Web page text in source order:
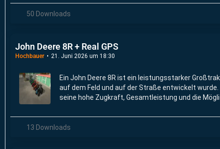
50 Downloads
John Deere 8R + Real GPS
Hochbauer 21. Juni 2026 um 18:30
Ein John Deere 8R ist ein leistungsstarker
auf dem Feld und auf der Straße entwickelt
seine hohe Zugkraft, Gesamtleistung und die
13 Downloads